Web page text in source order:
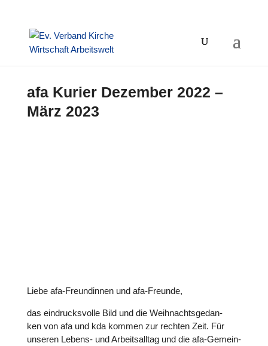
afa Kurier Dezember 2022 –
März 2023
Liebe afa-Freun­din­nen und afa-Freunde,
das ein­drucks­volle Bild und die Weih­nachts­ge­dan­
ken von afa und kda kommen zur rechten Zeit. Für
unseren Lebens- und Arbeits­all­tag und die afa-Gemein­